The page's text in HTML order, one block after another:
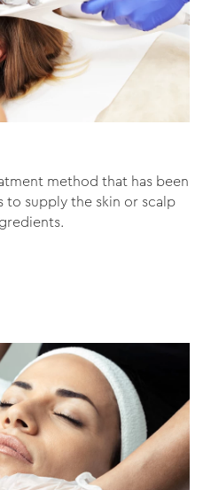
method that has been
supply the skin or scalp